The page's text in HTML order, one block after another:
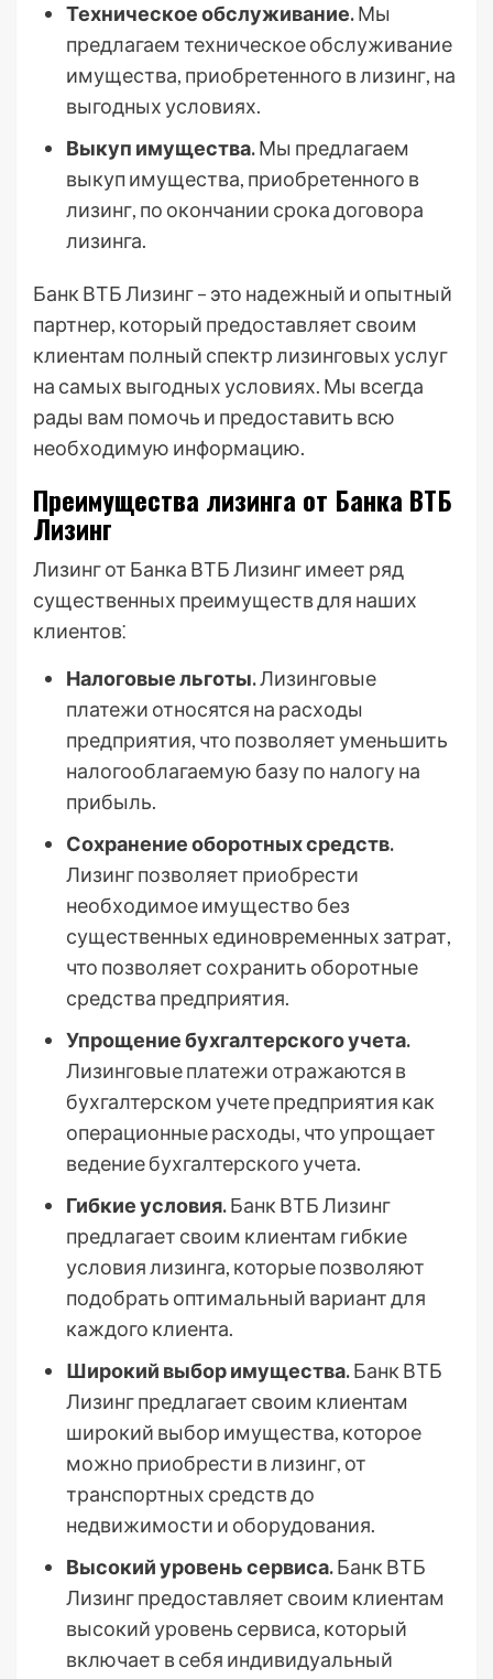
Техническое обслуживание.Мы
предлагаем техническое обслуживание
имущества, приобретенного в лизинг, на
выгодных условиях.
Выкуп имущества.Мы предлагаем
выкуп имущества, приобретенного в
лизинг, по окончании срока договора
лизинга.
Банк ВТБ Лизинг – это надежный и опытный
партнер, который предоставляет своим
клиентам полный спектр лизинговых услуг
на самых выгодных условиях. Мы всегда
рады вам помочь и предоставить всю
необходимую информацию.
Преимущества лизинга от Банка ВТБ
Лизинг
Лизинг от Банка ВТБ Лизинг имеет ряд
существенных преимуществ для наших
клиентов⁚
Налоговые льготы.Лизинговые
платежи относятся на расходы
предприятия, что позволяет уменьшить
налогооблагаемую базу по налогу на
прибыль.
Сохранение оборотных средств.
Лизинг позволяет приобрести
необходимое имущество без
существенных единовременных затрат,
что позволяет сохранить оборотные
средства предприятия.
Упрощение бухгалтерского учета.
Лизинговые платежи отражаются в
бухгалтерском учете предприятия как
операционные расходы, что упрощает
ведение бухгалтерского учета.
Гибкие условия.Банк ВТБ Лизинг
предлагает своим клиентам гибкие
условия лизинга, которые позволяют
подобрать оптимальный вариант для
каждого клиента.
Широкий выбор имущества.Банк ВТБ
Лизинг предлагает своим клиентам
широкий выбор имущества, которое
можно приобрести в лизинг, от
транспортных средств до
недвижимости и оборудования.
Высокий уровень сервиса.Банк ВТБ
Лизинг предоставляет своим клиентам
высокий уровень сервиса, который
включает в себя индивидуальный